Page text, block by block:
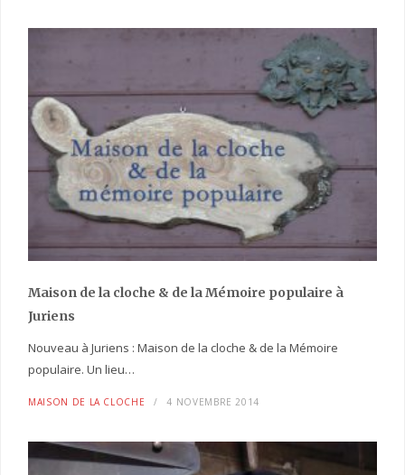
Maison de la cloche & de la Mémoire populaire à
Juriens
Nouveau à Juriens : Maison de la cloche & de la Mémoire
populaire. Un lieu…
MAISON DE LA CLOCHE 4 NOVEMBRE 2014